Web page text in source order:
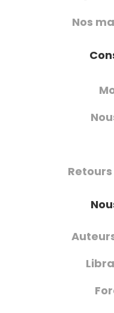
Nos